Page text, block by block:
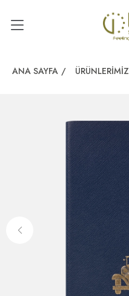
ANA SAYFA / ÜRÜNLERIMIZ